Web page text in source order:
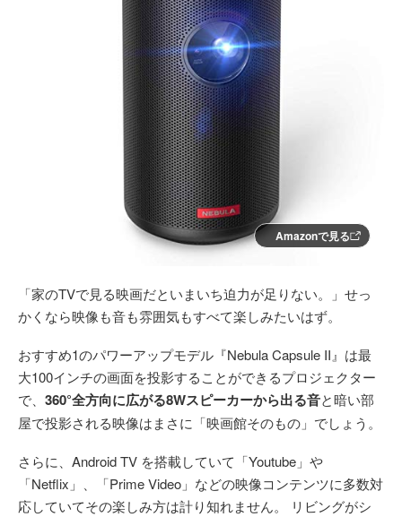
Amazonで見る
「家のTVで見る映画だといまいち迫力が足りない。」せっ
かくなら映像も音も雰囲気もすべて楽しみたいはず。
おすすめ1のパワーアップモデル『Nebula Capsule II』は最
大100インチの画面を投影することができるプロジェクター
で、 360°全方向に広がる8Wスピーカーから出る音と暗い部
屋で投影される映像はまさに「映画館そのもの」でしょう。
さらに、Android TV を搭載していて「Youtube」や
「Netflix」、「Prime Video」などの映像コンテンツに多数対
応していてその楽しみ方は計り知れません。 リビングがシ